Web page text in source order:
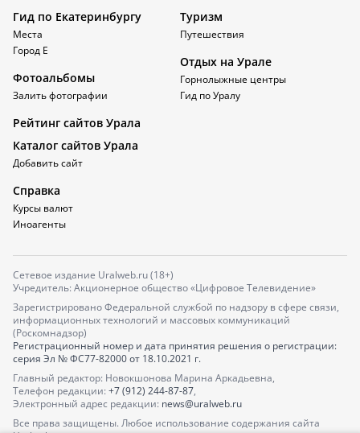
Гид по Екатеринбургу
Места
Город Е
Фотоальбомы
Залить фотографии
Туризм
Путешествия
Отдых на Урале
Горнолыжные центры
Гид по Уралу
Рейтинг сайтов Урала
Каталог сайтов Урала
Добавить сайт
Справка
Курсы валют
Иноагенты
Сетевое издание Uralweb.ru (18+)
Учредитель: Акционерное общество «Цифровое Телевидение»
Зарегистрировано Федеральной службой по надзору в сфере связи,
информационных технологий и массовых коммуникаций
(Роскомнадзор)
Регистрационный номер и дата принятия решения о регистрации:
серия Эл № ФС77-82000от 18.10.2021 г.
Главный редактор: Новокшонова Марина Аркадьевна,
Телефон редакции: +7 (912) 244-87-87,
Электронный адрес редакции: news@uralweb.ru
Все права защищены. Любое использование содержания сайта